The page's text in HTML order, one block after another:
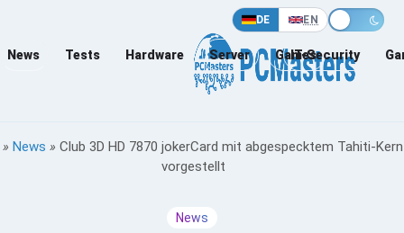
DE EN
News Tests Hardware Server Games
IT-Security
» News » Club 3D HD 7870 jokerCard mit abgespecktem Tahiti-Kern
vorgestellt
News